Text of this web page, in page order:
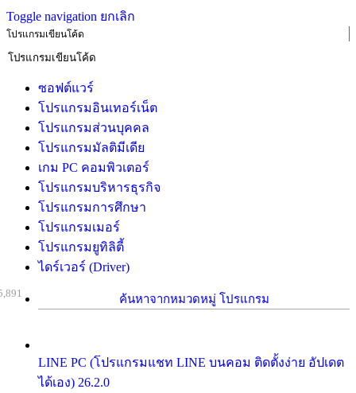
Toggle navigation ยกเลิก
โปรแกรมเขียนโค้ด
ซอฟต์แวร์
โปรแกรมอินเทอร์เน็ต
โปรแกรมส่วนบุคคล
โปรแกรมมัลติมีเดีย
เกม PC คอมพิวเตอร์
โปรแกรมบริหารธุรกิจ
โปรแกรมการศึกษา
โปรแกรมเมอร์
โปรแกรมยูทิลิตี้
ไดร์เวอร์ (Driver)
ค้นหาจากหมวดหมู่ โปรแกรม
LINE PC (โปรแกรมแชท LINE บนคอม ติดตั้งง่าย อัปเดต
ได้เอง) 26.2.0